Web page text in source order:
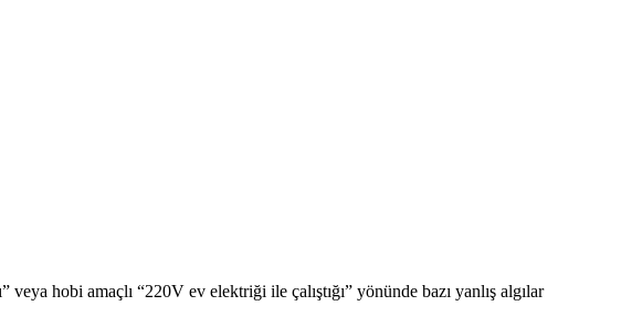
veya hobi amaçlı “220V ev elektriği ile çalıştığı” yönünde bazı yanlış algılar